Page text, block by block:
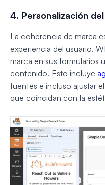
4. Personalización
La coherencia de marca
experiencia del usuario.
marca en sus formularios
contenido. Esto incluye
fuentes e incluso ajustar
que coincidan con la